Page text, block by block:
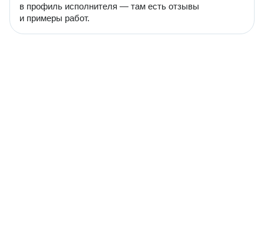
в профиль исполнителя — там есть отзывы
и примеры работ.